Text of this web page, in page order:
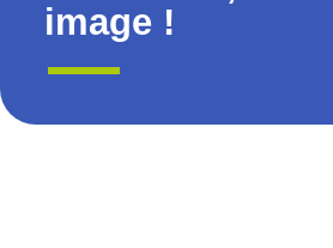
image !